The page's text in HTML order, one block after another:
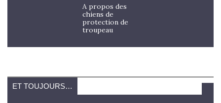
A propos des
chiens de
protection de
troupeau
ET TOUJOURS…